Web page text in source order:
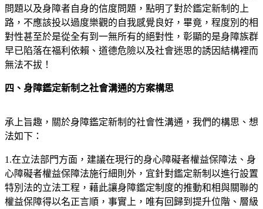
問題以及身障者自身的信度問題，點明了對於鑑定新制的上
路，不應該投以過度樂觀的自我感覺良好，畢竟，程度別的相
對性甚至於是從全有到一無所有的絕對性，彰顯的是身障族群
早已陷落在福利依賴、道德危險以及社會迷思的誘因結構裡而
無法不拔！
四、身障鑑定新制之社會溝通的方案構思
承上旨趣，關於身障鑑定新制的社會性溝通，我們的構思、想
法如下：
1.在立法部門方面，建議在現行的身心障礙者權益保障法、身
心障礙者權益保障法施行細則外，宜針對鑑定新制以進行設置
特別法的立法工程，藉此讓身障鑑定制度的推動和相與關聯的
權益保障得以名正言順，事實上，唯有回歸到提升位階、層級